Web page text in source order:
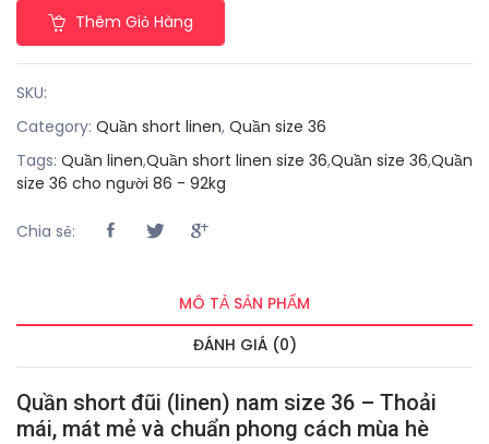
Thêm Giỏ Hàng
SKU:
Category: Quần short linen, Quần size 36
Tags: Quần linen,Quần short linen size 36,Quần size 36,Quần
size 36 cho người 86 - 92kg
Chia sẻ:
MÔ TẢ SẢN PHẨM
ĐÁNH GIÁ (0)
Quần short đũi (linen) nam size 36 – Thoải
mái, mát mẻ và chuẩn phong cách mùa hè